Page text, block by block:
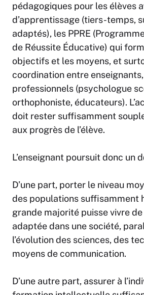
pédagogiques pour les élèves
d’apprentissage (tiers-temps,
adaptés), les PPRE
de Réussite Éducative) qui
objectifs et les moyens, et
coordination entre
professionnels (psychologue
orthophoniste, éducateurs).
doit rester suffisamment
aux progrès de l’élève.
L’enseignant poursuit donc un
D’une part, porter le niveau
des populations suffisamment
grande majorité puisse vivre
adaptée dans une société,
l’évolution des sciences, des
moyens de communication.
D’une autre part, assurer à